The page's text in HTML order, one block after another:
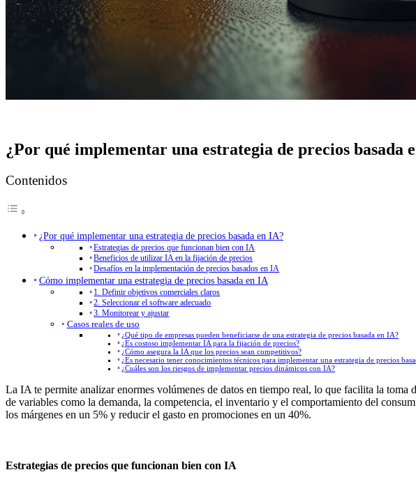
¿Por qué implementar una estrategia de precios basada
Contenidos
¿Por qué implementar una estrategia de precios basada en IA?
Estrategias de precios que funcionan bien con IA
Beneficios de utilizar IA en la fijación de precios
Desafíos en la implementación de precios basados en IA
Cómo implementar una estrategia de precios basada en IA
1. Definir objetivos comerciales claros
2. Seleccionar el software adecuado
3. Monitorear y ajustar
Casos reales de uso
¿Qué tipo de empresas pueden beneficiarse de una estrategia de precios basada en IA?
¿Es costoso implementar IA para la fijación de precios?
¿Cómo asegura la IA que los precios sean competitivos?
¿Es necesario tener conocimientos técnicos para implementar una estrategia de precios
¿Cuáles son los riesgos de implementar precios dinámicos con IA?
La IA te permite analizar enormes volúmenes de datos en tiempo real, lo que facilita la
de variables como la demanda, la competencia, el inventario y el comportamiento del
los márgenes en un 5% y reducir el gasto en promociones en un 40%.
Estrategias de precios que funcionan bien con IA